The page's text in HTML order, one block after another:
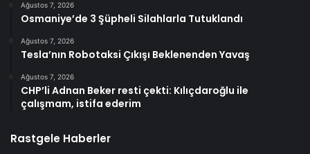
Ağustos 7, 2026
Osmaniye’de 3 Şüpheli Silahlarla Tutuklandı
Ağustos 7, 2026
Tesla’nın Robotaksi Çıkışı Beklenenden Yavaş
Ağustos 7, 2026
CHP’li Adnan Beker resti çekti: Kılıçdaroğlu ile
çalışmam, istifa ederim
Rastgele Haberler